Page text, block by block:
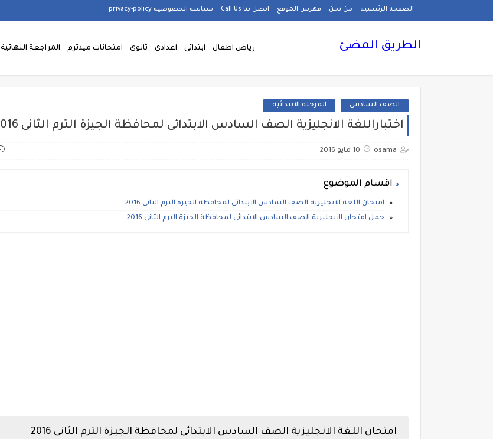
الصفحة الرئيسية من نحن فهرس الموقع اتصل بنا Call Us سياسة الخصوصية privacy-policy
الطريق المضئ رياض اطفال ابتدائى اعدادى ثانوى امتحانات ميدترم المراجعة النهائية
الصف السادس المرحلة الابتدائية
اختباراللغة الانجليزية الصف السادس الابتدائى لمحافظة الجيزة الترم الثانى 2016
osama 10 مايو 2016
اقسام الموضوع
امتحان اللغة الانجليزية الصف السادس الابتدائى لمحافظة الجيزة الترم الثانى 2016
حمل امتحان الانجليزية الصف السادس الابتدائى لمحافظة الجيزة الترم الثانى 2016
امتحان اللغة الانجليزية الصف السادس الابتدائى لمحافظة الجيزة الترم الثانى 2016